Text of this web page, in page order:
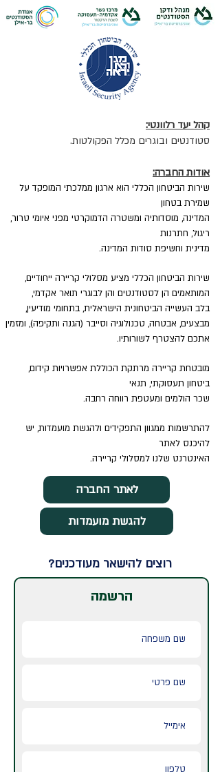
קהל יעד רלוונטי:
סטודנטים ובוגרים מכלל הפקולטות.
אודות החברה:
שירות הביטחון הכללי הוא ארגון ממלכתי המופקד על
שמירת בטחון
המדינה, מוסדותיה ומשטרה הדמוקרטי מפני איומי טרור,
ריגול, חתרנות
מדינית וחשיפת סודות המדינה.
שירות הביטחון הכללי מציע מסלולי קריירה ייחודיים,
המותאמים הן לסטודנטים והן לבוגרי תואר אקדמי,
בלב העשייה הביטחונית הישראלית, בתחומי מודיעין,
מבצעים, אבטחה, טכנולוגיה וסייבר (הגנה ותקיפה), ומזמין
אתכם להצטרף לשורותיו.
מובטחת קריירה מרתקת הכוללת אפשרויות קידום,
ביטחון תעסוקתי, תנאי
שכר הולמים ומעטפת רווחה רחבה.
להתרשמות ממגוון התפקידים ולהגשת מועמדות, יש
להיכנס לאתר
האינטרנט שלנו למסלולי קריירה.
לאתר החברה
להגשת מועמדות
רוצים להישאר מעודכנים?
הרשמה